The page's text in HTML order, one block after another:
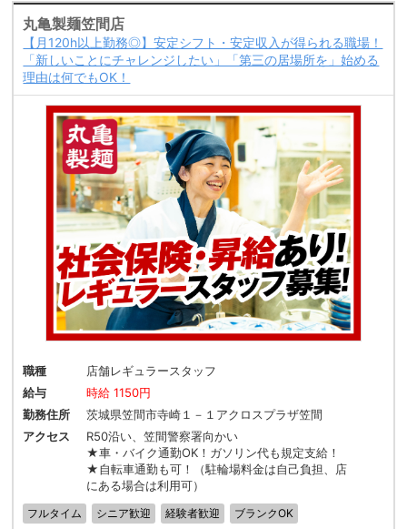
丸亀製麺笠間店
【月120h以上勤務◎】安定シフト・安定収入が得られる職場！
「新しいことにチャレンジしたい」「第三の居場所を」始める
理由は何でもOK！
職種
店舗レギュラースタッフ
給与
時給 1150円
勤務住所
茨城県笠間市寺崎１－１アクロスプラザ笠間
アクセス
R50沿い、笠間警察署向かい
★車・バイク通勤OK！ガソリン代も規定支給！
★自転車通勤も可！（駐輪場料金は自己負担、店
にある場合は利用可）
フルタイム シニア歓迎 経験者歓迎
ブランクOK